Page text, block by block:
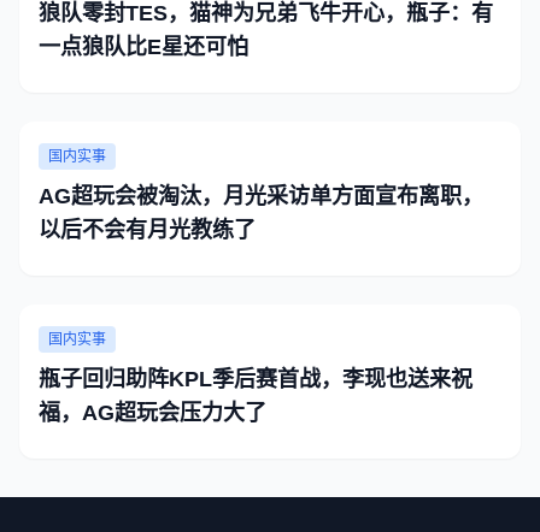
狼队零封TES，猫神为兄弟飞牛开心，瓶子：有
一点狼队比E星还可怕
国内实事
AG超玩会被淘汰，月光采访单方面宣布离职，
以后不会有月光教练了
国内实事
瓶子回归助阵KPL季后赛首战，李现也送来祝
福，AG超玩会压力大了